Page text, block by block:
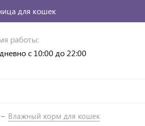
для кошек
работы:
с 10:00 до 22:00
Влажный корм для кошек